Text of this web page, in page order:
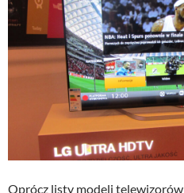
Oprócz listy modeli telewizorów